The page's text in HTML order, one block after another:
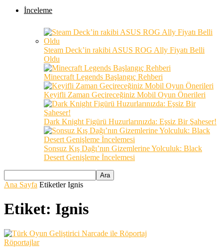
İnceleme
Steam Deck’in rakibi ASUS ROG Ally Fiyatı Belli
Oldu
Minecraft Legends Başlangıç Rehberi
Keyifli Zaman Geçireceğiniz Mobil Oyun Önerileri
Dark Knight Figürü Huzurlarınızda: Eşsiz Bir Şaheser!
Sonsuz Kış Dağı’nın Gizemlerine Yolculuk: Black
Desert Genişleme İncelemesi
Ana Sayfa Etiketler Ignis
Etiket: Ignis
Röportajlar